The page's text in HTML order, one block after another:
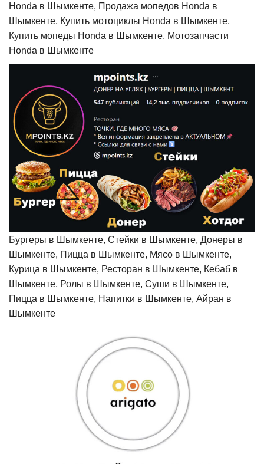
Honda в Шымкенте, Продажа мопедов Honda в
Шымкенте, Купить мотоциклы Honda в Шымкенте,
Купить мопеды Honda в Шымкенте, Мотозапчасти
Honda в Шымкенте
Бургеры в Шымкенте, Стейки в Шымкенте, Донеры в
Шымкенте, Пицца в Шымкенте, Мясо в Шымкенте,
Курица в Шымкенте, Ресторан в Шымкенте, Кебаб в
Шымкенте, Ролы в Шымкенте, Суши в Шымкенте,
Пицца в Шымкенте, Напитки в Шымкенте, Айран в
Шымкенте